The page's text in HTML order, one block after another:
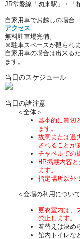
JR常磐線「勿来駅」・「
自家用車でお越しの場合
アクセス
無料駐車場完備。
※駐車スペースが限られま
自家用車の場合は出来る
ます。
当日のスケジュール
当日の諸注意
＜全体＞
基本的に貸切
ます。
故意または過
されることが
チャペルでの
HP掲載内容
ます。
指定場所以外
＜会場の利用につい
更衣室内は、
禁止します。
着替えは決め
館内トイレな